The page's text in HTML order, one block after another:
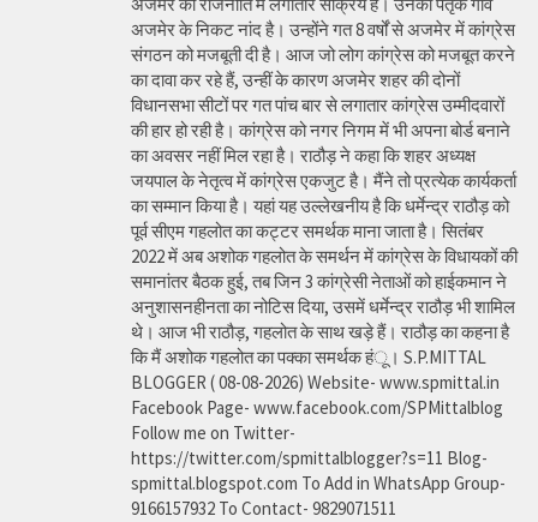
अजमेर के निकट नांद है। उन्होंने गत 8 वर्षों से अजमेर में कांग्रेस
संगठन को मजबूती दी है। आज जो लोग कांग्रेस को मजबूत करने
का दावा कर रहे हैं, उन्हीं के कारण अजमेर शहर की दोनों
विधानसभा सीटों पर गत पांच बार से लगातार कांग्रेस उम्मीदवारों
की हार हो रही है। कांग्रेस को नगर निगम में भी अपना बोर्ड बनाने
का अवसर नहीं मिल रहा है। राठौड़ ने कहा कि शहर अध्यक्ष
जयपाल के नेतृत्व में कांग्रेस एकजुट है। मैंने तो प्रत्येक कार्यकर्ता
का सम्मान किया है। यहां यह उल्लेखनीय है कि धर्मेन्द्र राठौड़ को
पूर्व सीएम गहलोत का कट्टर समर्थक माना जाता है। सितंबर
2022 में अब अशोक गहलोत के समर्थन में कांग्रेस के विधायकों की
समानांतर बैठक हुई, तब जिन 3 कांग्रेसी नेताओं को हाईकमान ने
अनुशासनहीनता का नोटिस दिया, उसमें धर्मेन्द्र राठौड़ भी शामिल
थे। आज भी राठौड़, गहलोत के साथ खड़े हैं। राठौड़ का कहना है
कि मैं अशोक गहलोत का पक्का समर्थक हंू। S.P.MITTAL
BLOGGER ( 08-08-2026) Website- www.spmittal.in
Facebook Page- www.facebook.com/SPMittalblog
Follow me on Twitter-
https://twitter.com/spmittalblogger?s=11 Blog-
spmittal.blogspot.com To Add in WhatsApp Group-
9166157932 To Contact- 9829071511